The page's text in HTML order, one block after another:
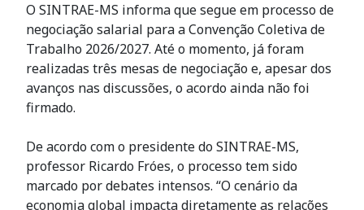
O SINTRAE-MS informa que segue em processo de
negociação salarial para a Convenção Coletiva de
Trabalho 2026/2027. Até o momento, já foram
realizadas três mesas de negociação e, apesar dos
avanços nas discussões, o acordo ainda não foi
firmado.
De acordo com o presidente do SINTRAE-MS,
professor Ricardo Fróes, o processo tem sido
marcado por debates intensos. “O cenário da
economia global impacta diretamente as relações